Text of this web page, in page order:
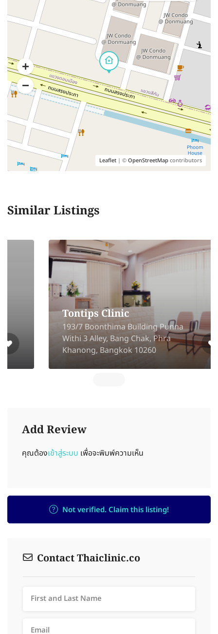
Leaflet | ©OpenStreetMapcontributors
Similar Listings
Tontips Clinic
193/7 Boonthima Building Punna
Withi 3 Alley, Bang Chak, Phra
Khanong, Bangkok 10260
Add Review
คุณต้องเข้าสู่ระบบ เพื่อจะพิมพ์ความเห็น
Not verified. Claim this listing!
Contact Thaiclinic.co